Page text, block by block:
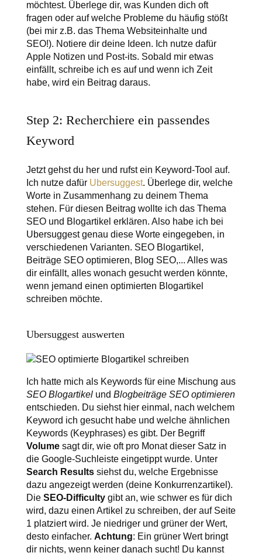
möchtest. Überlege dir, was Kunden dich oft
fragen oder auf welche Probleme du häufig stößt
(bei mir z.B. das Thema Websiteinhalte und
SEO!). Notiere dir deine Ideen. Ich nutze dafür
Apple Notizen und Post-its. Sobald mir etwas
einfällt, schreibe ich es auf und wenn ich Zeit
habe, wird ein Beitrag daraus.
Step 2: Recherchiere ein passendes
Keyword
Jetzt gehst du her und rufst ein Keyword-Tool auf.
Ich nutze dafür Ubersuggest. Überlege dir, welche
Worte in Zusammenhang zu deinem Thema
stehen. Für diesen Beitrag wollte ich das Thema
SEO und Blogartikel erklären. Also habe ich bei
Ubersuggest genau diese Worte eingegeben, in
verschiedenen Varianten. SEO Blogartikel,
Beiträge SEO optimieren, Blog SEO,... Alles was
dir einfällt, alles wonach gesucht werden könnte,
wenn jemand einen optimierten Blogartikel
schreiben möchte.
Ubersuggest auswerten
Ich hatte mich als Keywords für eine Mischung aus
SEO Blogartikelund Blogbeiträge SEO optimieren
entschieden. Du siehst hier einmal, nach welchem
Keyword ich gesucht habe und welche ähnlichen
Keywords (Keyphrases) es gibt. Der Begriff
Volumesagt dir, wie oft pro Monat dieser Satz in
die Google-Suchleiste eingetippt wurde. Unter
Search Resultssiehst du, welche Ergebnisse
dazu angezeigt werden (deine Konkurrenzartikel).
Die SEO-Difficultygibt an, wie schwer es für dich
wird, dazu einen Artikel zu schreiben, der auf Seite
1 platziert wird. Je niedriger und grüner der Wert,
desto einfacher. Achtung: Ein grüner Wert bringt
dir nichts, wenn keiner danach sucht! Du kannst